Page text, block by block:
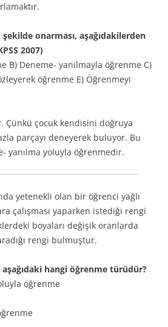
onarması, aşağıdakilerden
2007)
B) Deneme- yanılmayla öğrenme C)
öğrenme E) Öğrenmeyi
Çünkü çocuk kendisini doğruya
parçayı deneyerek buluyor. Bu
yanılma yoluyla öğrenmedir.
yetenekli olan bir öğrenci yağlı
çalışması yaparken istediği rengi
boyaları değişik oranlarda
rengi bulmuştur.
aşağıdaki hangi öğrenme türüdür?
öğrenme